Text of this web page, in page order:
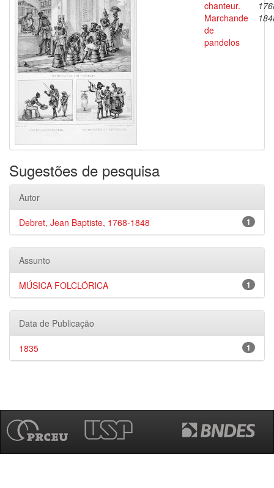
chanteur.
Marchande
de
pandelos
Sugestões de pesquisa
Autor
1
Debret, Jean Baptiste, 1768-1848
Assunto
1
MÚSICA FOLCLÓRICA
Data de Publicação
1
1835